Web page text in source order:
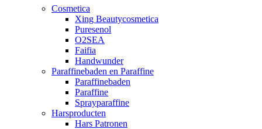
Cosmetica
Xing Beautycosmetica
Puresenol
O2SEA
Faifia
Handwunder
Paraffinebaden en Paraffine
Paraffinebaden
Paraffine
Sprayparaffine
Harsproducten
Hars Patronen